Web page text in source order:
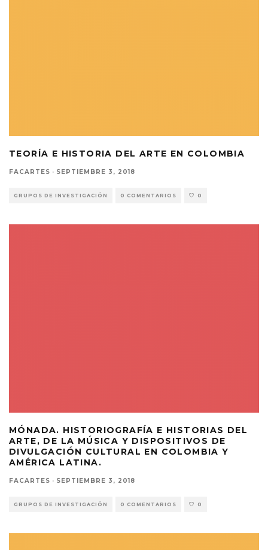
TEORÍA E HISTORIA DEL ARTE EN COLOMBIA
FACARTES · SEPTIEMBRE 3, 2018
GRUPOS DE INVESTIGACIÓN 0 COMENTARIOS 0
MÓNADA. HISTORIOGRAFÍA E HISTORIAS DEL
ARTE, DE LA MÚSICA Y DISPOSITIVOS DE
DIVULGACIÓN CULTURAL EN COLOMBIA Y
AMÉRICA LATINA.
FACARTES · SEPTIEMBRE 3, 2018
GRUPOS DE INVESTIGACIÓN 0 COMENTARIOS 0